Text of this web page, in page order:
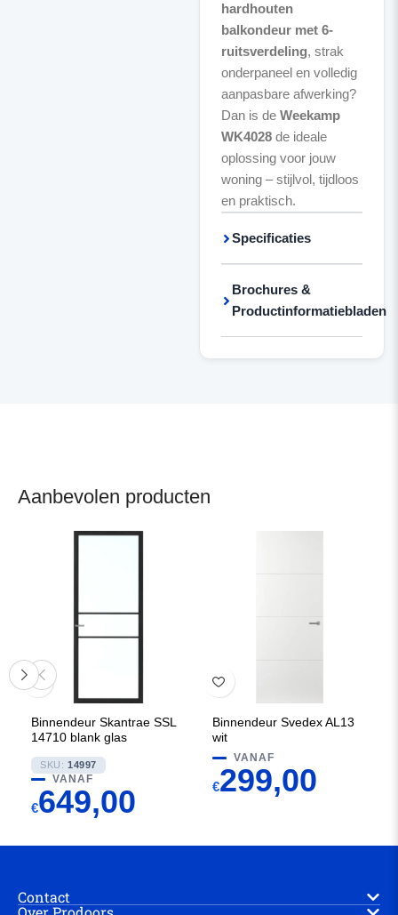
hardhouten
balkondeur met 6-
ruitsverdeling, strak
onderpaneel en volledig
aanpasbare afwerking?
Dan is de Weekamp
WK4028de ideale
oplossing voor jouw
woning – stijlvol, tijdloos
en praktisch.
Specificaties
Brochures &
Productinformatiebladen
Aanbevolen producten
Binnendeur Skantrae SSL
14710 blank glas
SKU: 14997
VANAF
€649,00
Binnendeur Svedex AL13
wit
VANAF
€299,00
Contact